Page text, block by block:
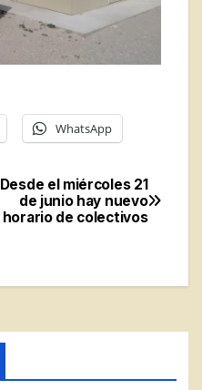
WhatsApp
Desde el miércoles 21
de junio hay nuevo
horario de colectivos